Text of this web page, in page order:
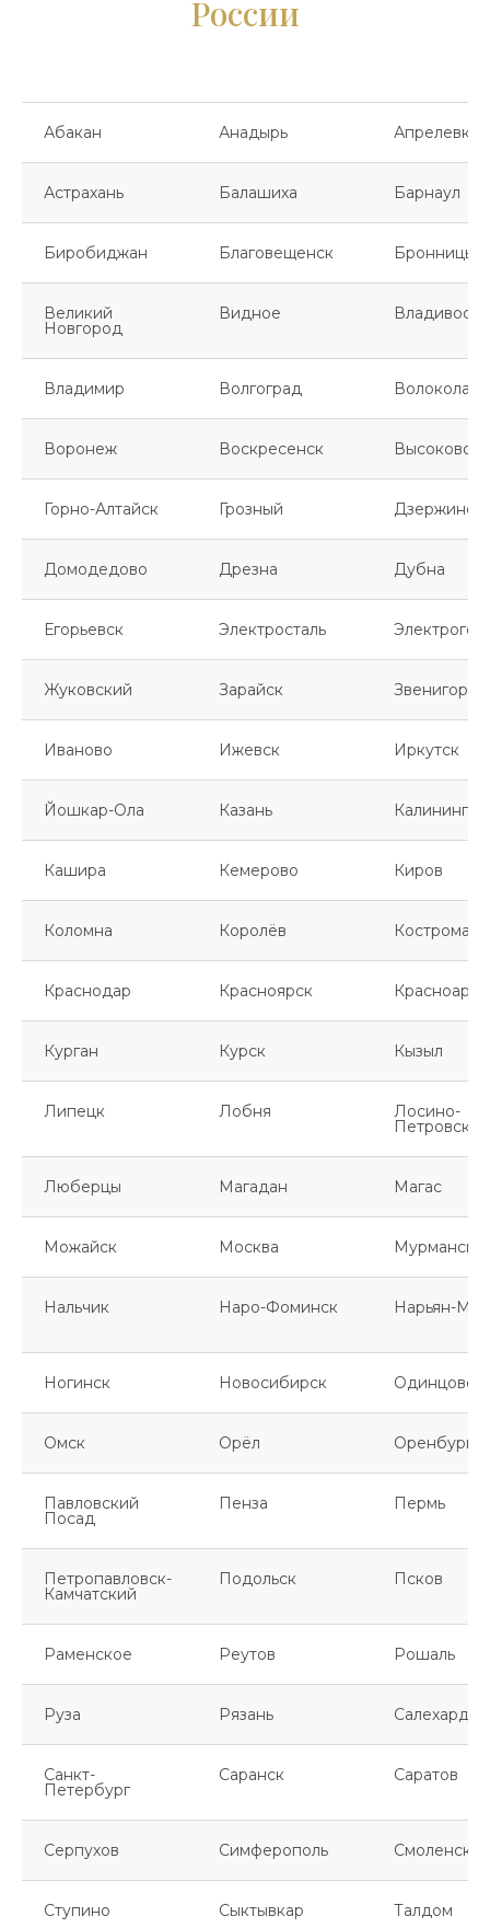
России
Абакан Анадырь Апрелевка
Астрахань Балашиха Барнаул
Биробиджан Благовещенск Бронницы
Великий
Новгород
Видное
Владимир Волгоград
Воронеж Воскресенск Высоковск
Горно-Алтайск Грозный
Домодедово Дрезна Дубна
Егорьевск Электросталь
Жуковский Зарайск Звенигород
Иваново Ижевск Иркутск
Йошкар-Ола Казань
Кашира Кемерово Киров
Коломна Королёв Кострома
Краснодар Красноярск
Курган Курск Кызыл
Липецк Лобня Лосино-
Петровский
Люберцы Магадан Магас
Можайск Москва Мурманск
Нальчик Наро-Фоминск Нарьян-Мар
Ногинск Новосибирск Одинцово
Омск Орёл Оренбург
Павловский
Посад
Пенза Пермь
Петропавловск-
Камчатский
Подольск Псков
Раменское Реутов Рошаль
Руза Рязань Салехард
Санкт-
Петербург
Саранск Саратов
Серпухов Симферополь Смоленск
Ступино Сыктывкар Талдом